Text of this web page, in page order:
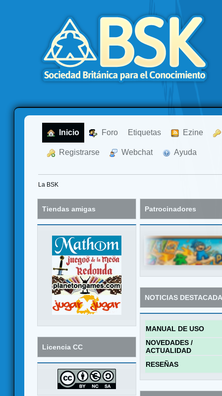
Inicio Foro Etiquetas Ezine
Registrarse Webchat Ayuda
La BSK
Tiendas amigas
Licencia CC
Patrocinadores
NOTICIAS
MANUAL DE USO
NOVEDADES /
ACTUALIDAD
RESEÑAS